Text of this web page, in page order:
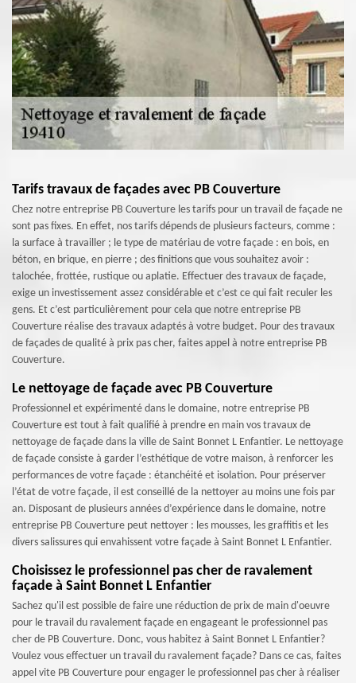
Tarifs travaux de façades avec PB Couverture
Chez notre entreprise PB Couverture les tarifs pour un travail de façade ne
sont pas fixes. En effet, nos tarifs dépends de plusieurs facteurs, comme :
la surface à travailler ; le type de matériau de votre façade : en bois, en
béton, en brique, en pierre ; des finitions que vous souhaitez avoir :
talochée, frottée, rustique ou aplatie. Effectuer des travaux de façade,
exige un investissement assez considérable et c’est ce qui fait reculer les
gens. Et c’est particulièrement pour cela que notre entreprise PB
Couverture réalise des travaux adaptés à votre budget. Pour des travaux
de façades de qualité à prix pas cher, faites appel à notre entreprise PB
Couverture.
Le nettoyage de façade avec PB Couverture
Professionnel et expérimenté dans le domaine, notre entreprise PB
Couverture est tout à fait qualifié à prendre en main vos travaux de
nettoyage de façade dans la ville de Saint Bonnet L Enfantier. Le nettoyage
de façade consiste à garder l’esthétique de votre maison, à renforcer les
performances de votre façade : étanchéité et isolation. Pour préserver
l’état de votre façade, il est conseillé de la nettoyer au moins une fois par
an. Disposant de plusieurs années d’expérience dans le domaine, notre
entreprise PB Couverture peut nettoyer : les mousses, les graffitis et les
divers salissures qui envahissent votre façade à Saint Bonnet L Enfantier.
Choisissez le professionnel pas cher de ravalement
façade à Saint Bonnet L Enfantier
Sachez qu'il est possible de faire une réduction de prix de main d'oeuvre
pour le travail du ravalement façade en engageant le professionnel pas
cher de PB Couverture. Donc, vous habitez à Saint Bonnet L Enfantier?
Voulez vous effectuer un travail du ravalement façade? Dans ce cas, faites
appel vite PB Couverture pour engager le professionnel pas cher à réaliser